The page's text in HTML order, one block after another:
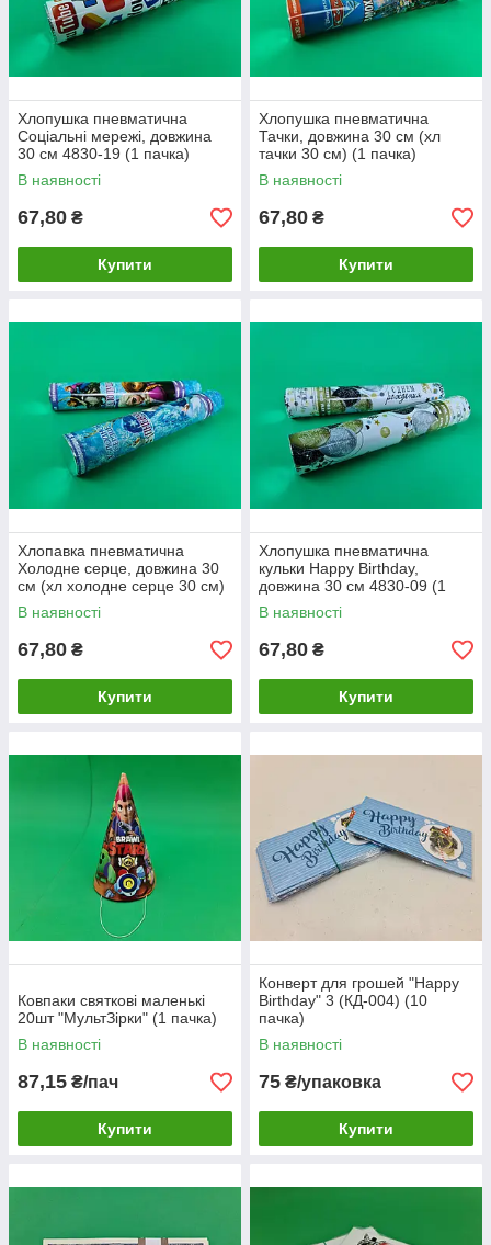
Хлопушка пневматична
Соціальні мережі, довжина
30 см 4830-19 (1 пачка)
В наявності
67,80 ₴
Купити
Хлопушка пневматична
Тачки, довжина 30 см (хл
тачки 30 см) (1 пачка)
В наявності
67,80 ₴
Купити
Хлопавка пневматична
Холодне серце, довжина 30
см (хл холодне серце 30 см)
(1 пачка)
В наявності
67,80 ₴
Купити
Хлопушка пневматична
кульки Happy Birthday,
довжина 30 см 4830-09 (1
пачка)
В наявності
67,80 ₴
Купити
Ковпаки святкові маленькі
20шт "МультЗірки" (1 пачка)
В наявності
87,15 ₴/пач
Купити
Конверт для грошей "Happy
Birthday" 3 (КД-004) (10
пачка)
В наявності
75 ₴/упаковка
Купити